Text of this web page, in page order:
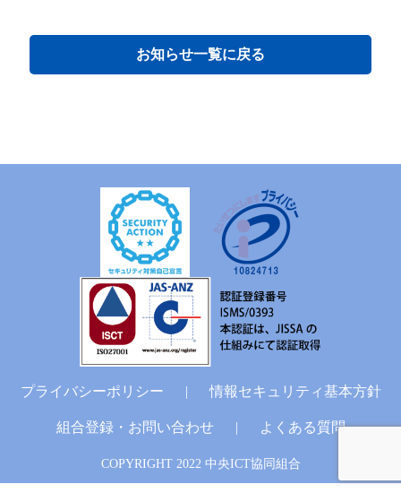
お知らせ一覧に戻る
プライバシーポリシー | 情報セキュリティ基本方針
組合登録・お問い合わせ | よくある質問
COPYRIGHT 2022 中央ICT協同組合